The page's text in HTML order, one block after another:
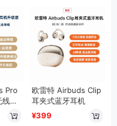
Pro
蓝
欧雷特 Airbuds Clip
耳夹式蓝牙耳机
¥399